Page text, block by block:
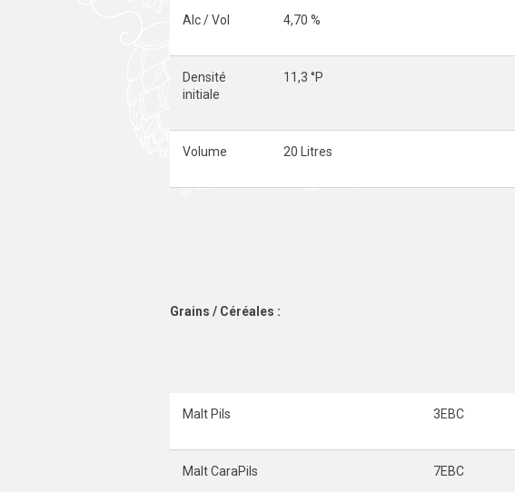
Alc / Vol 4,70 %
Densité
initiale
11,3 °P
Volume 20 Litres
Grains / Céréales :
Malt Pils 3EBC
Malt CaraPils 7EBC